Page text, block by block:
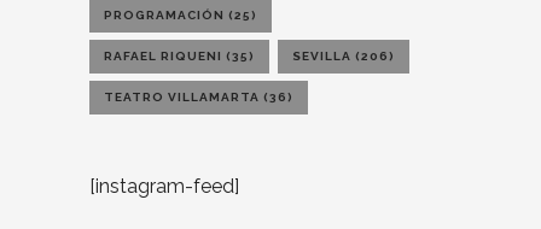
PROGRAMACIÓN (25)
RAFAEL RIQUENI (35) SEVILLA (206)
TEATRO VILLAMARTA (36)
[instagram-feed]